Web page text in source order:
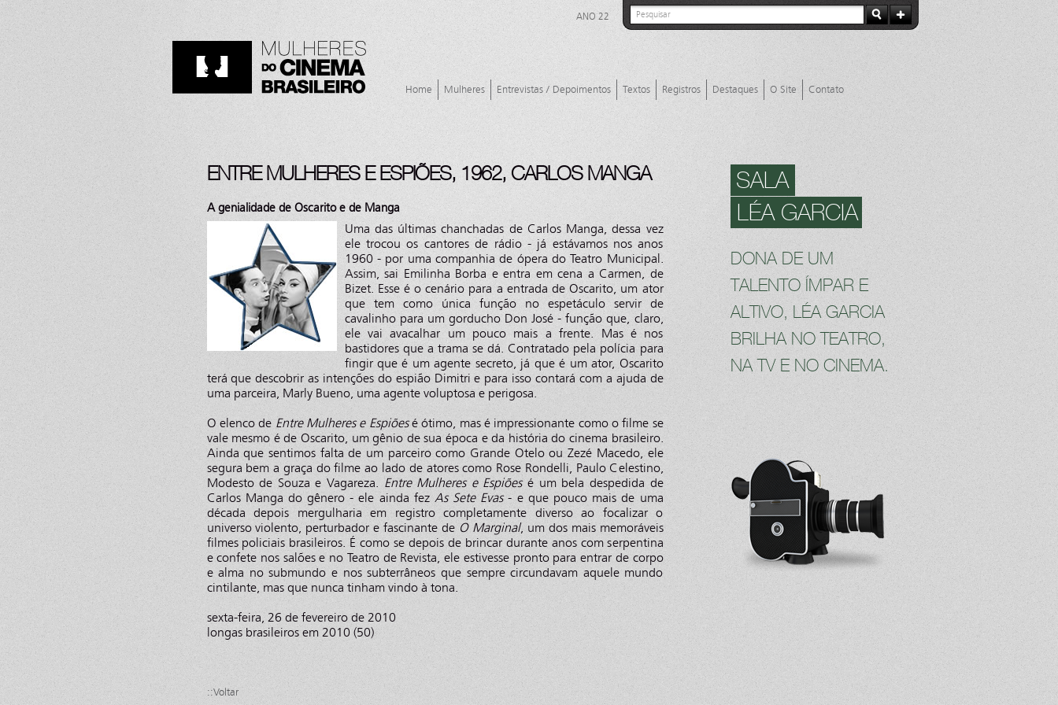
ANO 22
Home Mulheres Entrevistas / Depoimentos Textos Registros Destaques O Site Contato
ENTRE MULHERES E ESPIÕES, 1962, CARLOS MANGA
A genialidade de Oscarito e de Manga
Uma das últimas chanchadas de Carlos Manga, dessa vez
ele trocou os cantores de rádio - já estávamos nos anos
1960 - por uma companhia de ópera do Teatro Municipal.
Assim, sai Emilinha Borba e entra em cena a Carmen, de
Bizet. Esse é o cenário para a entrada de Oscarito, um ator
que tem como única função no espetáculo servir de
cavalinho para um gorducho Don José - função que, claro,
ele vai avacalhar um pouco mais a frente. Mas é nos
bastidores que a trama se dá. Contratado pela polícia para
fingir que é um agente secreto, já que é um ator, Oscarito
terá que descobrir as intenções do espião Dimitri e para isso contará com a ajuda de
uma parceira, Marly Bueno, uma agente voluptosa e perigosa.
O elenco de Entre Mulheres e Espiõesé ótimo, mas é impressionante como o filme se
vale mesmo é de Oscarito, um gênio de sua época e da história do cinema brasileiro.
Ainda que sentimos falta de um parceiro como Grande Otelo ou Zezé Macedo, ele
segura bem a graça do filme ao lado de atores como Rose Rondelli, Paulo Celestino,
Modesto de Souza e Vagareza. Entre Mulheres e Espiõesé um bela despedida de
Carlos Manga do gênero - ele ainda fez As Sete Evas- e que pouco mais de uma
década depois mergulharia em registro completamente diverso ao focalizar o
universo violento, perturbador e fascinante de O Marginal, um dos mais memoráveis
filmes policiais brasileiros. É como se depois de brincar durante anos com serpentina
e confete nos salões e no Teatro de Revista, ele estivesse pronto para entrar de corpo
e alma no submundo e nos subterrâneos que sempre circundavam aquele mundo
cintilante, mas que nunca tinham vindo à tona.
sexta-feira, 26 de fevereiro de 2010
longas brasileiros em 2010 (50)
::Voltar
SALA
LÉA GARCIA
DONA DE UM
TALENTO ÍMPAR E
ALTIVO, LÉA GARCIA
BRILHA NO TEATRO,
NA TV E NO CINEMA.